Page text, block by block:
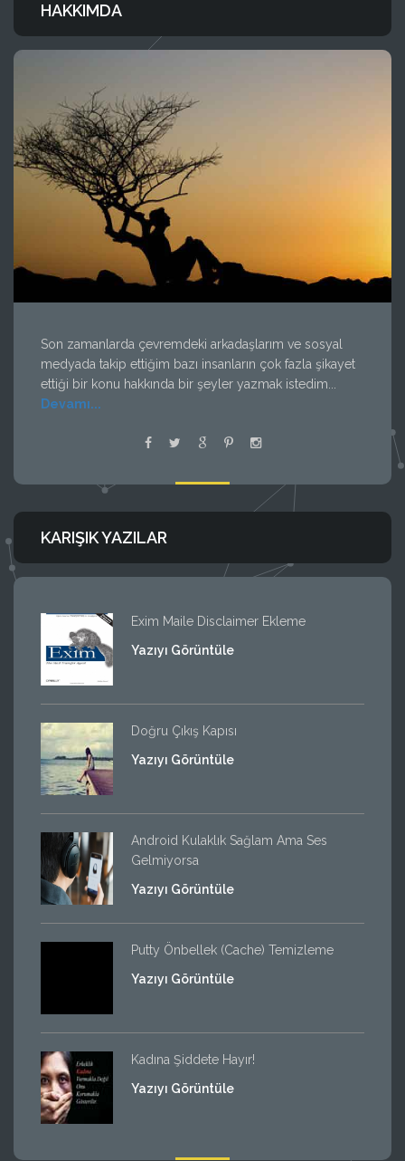
HAKKIMDA
Son zamanlarda çevremdeki arkadaşlarım ve sosyal
medyada takip ettiğim bazı insanların çok fazla şikayet
ettiği bir konu hakkında bir şeyler yazmak istedim...
Devamı...
KARIŞIK YAZILAR
Exim Maile Disclaimer Ekleme
Yazıyı Görüntüle
Doğru Çıkış Kapısı
Yazıyı Görüntüle
Android Kulaklık Sağlam Ama Ses
Gelmiyorsa
Yazıyı Görüntüle
Putty Önbellek (Cache) Temizleme
Yazıyı Görüntüle
Kadına Şiddete Hayır!
Yazıyı Görüntüle